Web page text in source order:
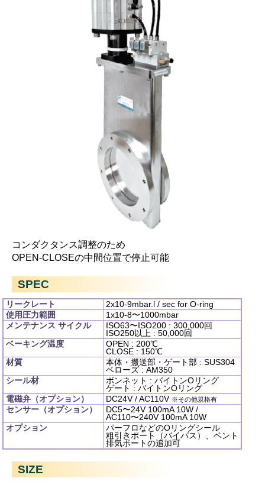
コンダクタンス調整のため
OPEN-CLOSEの中間位置で停止可能
SPEC
リークレート 2x10-9mbar.l / sec for O-ring
使用圧力範囲
1x10-8〜1000mbar
メンテナンス サイクル
ISO63〜ISO200 : 300,000回
ISO250以上 : 50,000回
ベーキング温度
OPEN : 200℃
CLOSE : 150℃
材質
本体・搬送部・ゲート部 : SUS304
ベローズ : AM350
シール材
ボンネット : バイトンOリング
ゲート : バイトンOリング
電磁弁（オプション）
DC24V / AC110V ※その他規格有
センサー（オプション）
DC5〜24V 100mA 10W /
AC110〜240V 100mA 10W
オプション
パーフロなどのOリングシール
粗引きポート（バイパス）、ベント
排気ポートの追加可
SIZE